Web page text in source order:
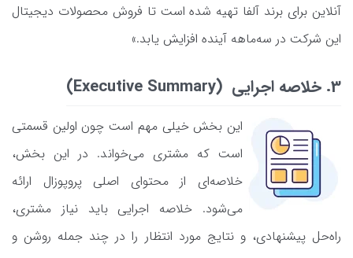
آنلاین برای برند آلفا تهیه شده است تا فروش محصولات دیجیتال
این شرکت در سه‌ماهه آینده افزایش یابد.»
3. خلاصه اجرایی (Executive Summary)
این بخش خیلی مهم است چون اولین قسمتی
است که مشتری می‌خواند. در این بخش،
خلاصه‌ای از محتوای اصلی پروپوزال ارائه
می‌شود. خلاصه اجرایی باید نیاز مشتری،
راه‌حل پیشنهادی، و نتایج مورد انتظار را در چند جمله روشن و